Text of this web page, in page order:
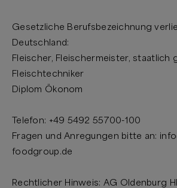
Gesetzliche Berufsbezeichnung
Deutschland:
Fleischer, Fleischermeister, staatlich
Fleischtechniker
Diplom Ökonom
Telefon: +49 5492 55700-100
Fragen und Anregungen bitte an:
foodgroup.de
Rechtlicher Hinweis: AG Oldenburg